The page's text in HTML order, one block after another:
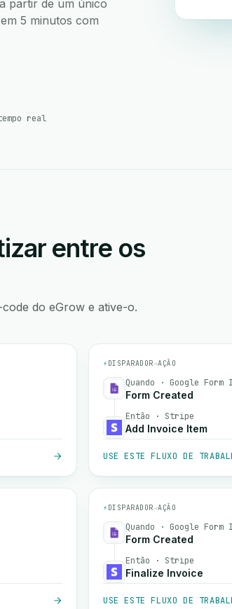
partir de um único
5 minutos com
real
entre os
do eGrow e ative-o.
⚡ DISPARADOR→AÇÃO
Quando · Google
Form Created
Então · Stripe
Add Invoice Item
USE ESTE FLUXO DE
⚡ DISPARADOR→AÇÃO
Quando · Google
Form Created
Então · Stripe
Finalize Invoice
USE ESTE FLUXO DE